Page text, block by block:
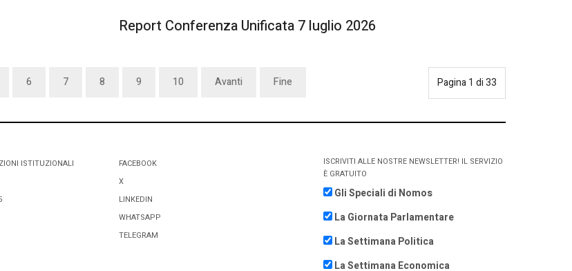
Report Conferenza Unificata 7 luglio 2026
Pagina 1 di 33
6 7 8 9 10 Avanti Fine
ISTITUZIONALI
FACEBOOK
X
LINKEDIN
WHATSAPP
TELEGRAM
ISCRIVITI ALLE NOSTRE NEWSLETTER! IL SERVIZIO
È GRATUITO
Gli Speciali di Nomos
La Giornata Parlamentare
La Settimana Politica
La Settimana Economica